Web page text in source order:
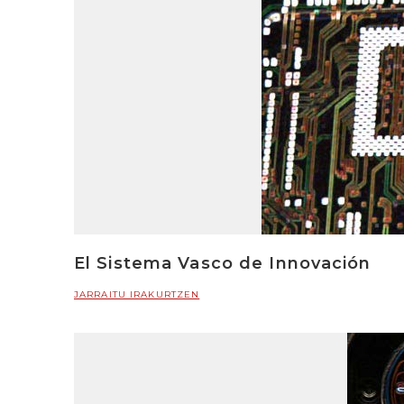
El Sistema Vasco de Innovación
JARRAITU IRAKURTZEN